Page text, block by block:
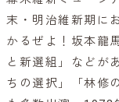
末・明治維新期に
かるぜよ！坂本龍
と新選組」などが
ちの選択」「林修